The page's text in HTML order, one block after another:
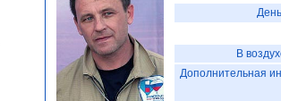
В
Дополнительная